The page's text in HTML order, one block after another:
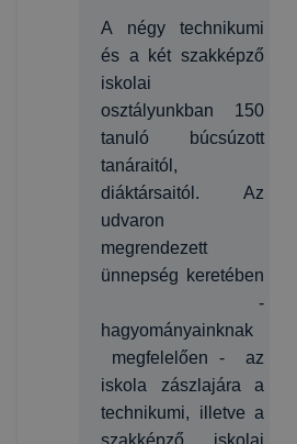
A négy technikumi
és a két szakképző
iskolai
osztályunkban 150
tanuló búcsúzott
tanáraitól,
diáktársaitól. Az
udvaron
megrendezett
ünnepség keretében
-
hagyományainknak
megfelelően - az
iskola zászlajára a
technikumi, illetve a
szakképző iskolai